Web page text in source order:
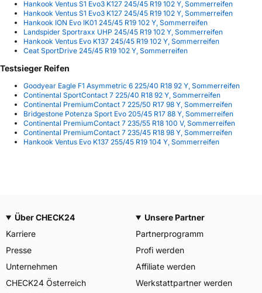
Hankook Ventus S1 Evo3 K127 245/45 R19 102 Y, Sommerreifen
Hankook Ventus S1 Evo3 K127 245/45 R19 102 Y, Sommerreifen
Hankook ION Evo IK01 245/45 R19 102 Y, Sommerreifen
Landspider Sportraxx UHP 245/45 R19 102 Y, Sommerreifen
Hankook Ventus Evo K137 245/45 R19 102 Y, Sommerreifen
Ceat SportDrive 245/45 R19 102 Y, Sommerreifen
Testsieger Reifen
Goodyear Eagle F1 Asymmetric 6 225/40 R18 92 Y, Sommerreifen
Continental SportContact 7 225/40 R18 92 Y, Sommerreifen
Continental PremiumContact 7 225/50 R17 98 Y, Sommerreifen
Bridgestone Potenza Sport Evo 205/45 R17 88 Y, Sommerreifen
Continental PremiumContact 7 235/55 R18 100 V, Sommerreifen
Continental PremiumContact 7 235/45 R18 98 Y, Sommerreifen
Hankook Ventus Evo K137 255/45 R19 104 Y, Sommerreifen
Über CHECK24
Karriere
Presse
Unternehmen
CHECK24 Österreich
Unsere Partner
Partnerprogramm
Profi werden
Affiliate werden
Werkstattpartner werden